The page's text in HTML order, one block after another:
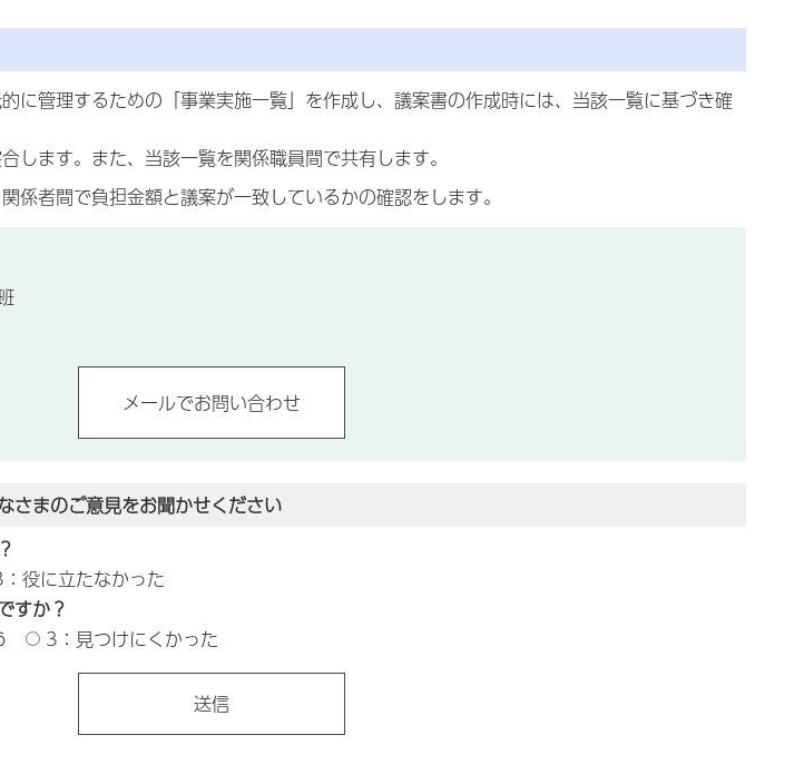
に管理するための「事業実施一覧」を作成し、議案書の作成時には、当該一覧に基づき確
します。また、当該一覧を関係職員間で共有します。
係者間で負担金額と議案が一致しているかの確認をします。
さまのご意見をお聞かせください
役に立たなかった
すか？
3：見つけにくかった